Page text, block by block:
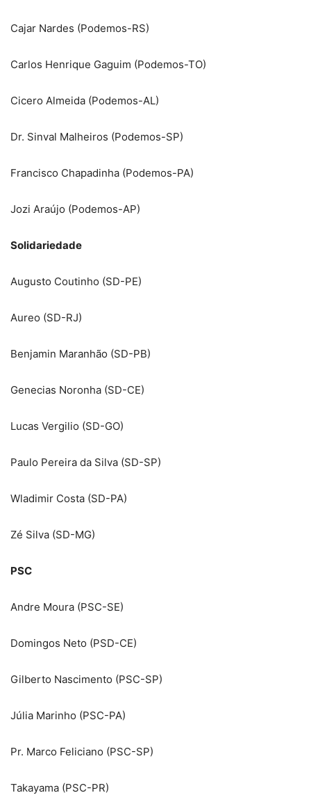
Cajar Nardes (Podemos-RS)
Carlos Henrique Gaguim (Podemos-TO)
Cicero Almeida (Podemos-AL)
Dr. Sinval Malheiros (Podemos-SP)
Francisco Chapadinha (Podemos-PA)
Jozi Araújo (Podemos-AP)
Solidariedade
Augusto Coutinho (SD-PE)
Aureo (SD-RJ)
Benjamin Maranhão (SD-PB)
Genecias Noronha (SD-CE)
Lucas Vergilio (SD-GO)
Paulo Pereira da Silva (SD-SP)
Wladimir Costa (SD-PA)
Zé Silva (SD-MG)
PSC
Andre Moura (PSC-SE)
Domingos Neto (PSD-CE)
Gilberto Nascimento (PSC-SP)
Júlia Marinho (PSC-PA)
Pr. Marco Feliciano (PSC-SP)
Takayama (PSC-PR)